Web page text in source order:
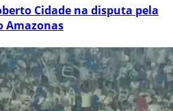
Cidade na disputa pela
Amazonas